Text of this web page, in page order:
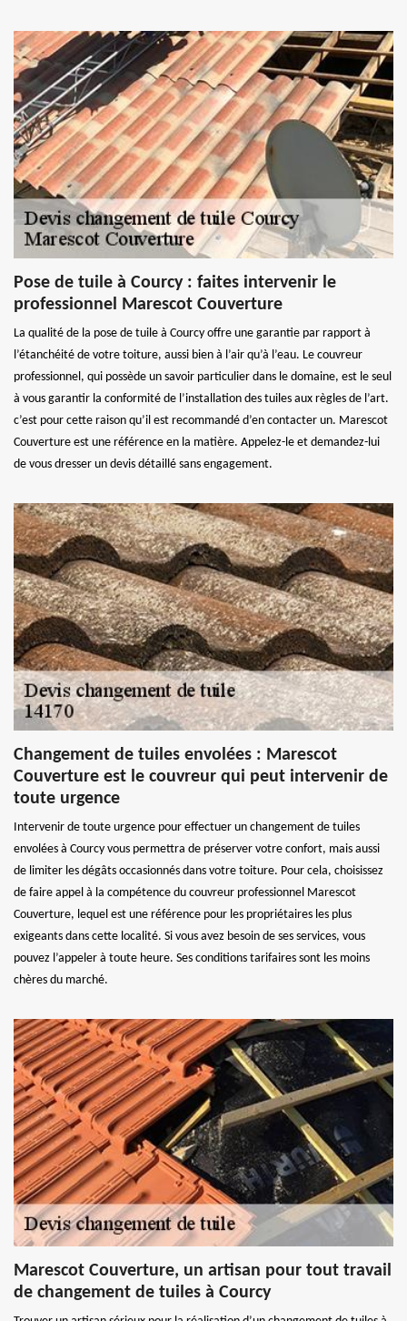
Pose de tuile à Courcy : faites intervenir le
professionnel Marescot Couverture
La qualité de la pose de tuile à Courcy offre une garantie par rapport à
l’étanchéité de votre toiture, aussi bien à l’air qu’à l’eau. Le couvreur
professionnel, qui possède un savoir particulier dans le domaine, est le seul
à vous garantir la conformité de l’installation des tuiles aux règles de l’art.
c’est pour cette raison qu’il est recommandé d’en contacter un. Marescot
Couverture est une référence en la matière. Appelez-le et demandez-lui
de vous dresser un devis détaillé sans engagement.
Changement de tuiles envolées : Marescot
Couverture est le couvreur qui peut intervenir de
toute urgence
Intervenir de toute urgence pour effectuer un changement de tuiles
envolées à Courcy vous permettra de préserver votre confort, mais aussi
de limiter les dégâts occasionnés dans votre toiture. Pour cela, choisissez
de faire appel à la compétence du couvreur professionnel Marescot
Couverture, lequel est une référence pour les propriétaires les plus
exigeants dans cette localité. Si vous avez besoin de ses services, vous
pouvez l’appeler à toute heure. Ses conditions tarifaires sont les moins
chères du marché.
Marescot Couverture, un artisan pour tout travail
de changement de tuiles à Courcy